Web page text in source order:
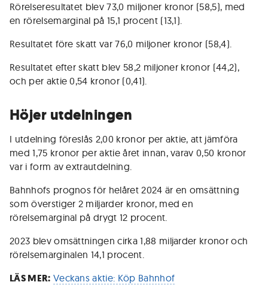
Rörelseresultatet blev 73,0 miljoner kronor (58,5), med
en rörelsemarginal på 15,1 procent (13,1).
Resultatet före skatt var 76,0 miljoner kronor (58,4).
Resultatet efter skatt blev 58,2 miljoner kronor (44,2),
och per aktie 0,54 kronor (0,41).
Höjer utdelningen
I utdelning föreslås 2,00 kronor per aktie, att jämföra
med 1,75 kronor per aktie året innan, varav 0,50 kronor
var i form av extrautdelning.
Bahnhofs prognos för helåret 2024 är en omsättning
som överstiger 2 miljarder kronor, med en
rörelsemarginal på drygt 12 procent.
2023 blev omsättningen cirka 1,88 miljarder kronor och
rörelsemarginalen 14,1 procent.
LÄS MER: Veckans aktie: Köp Bahnhof